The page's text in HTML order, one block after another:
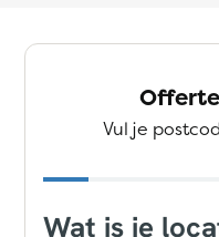
Vul je